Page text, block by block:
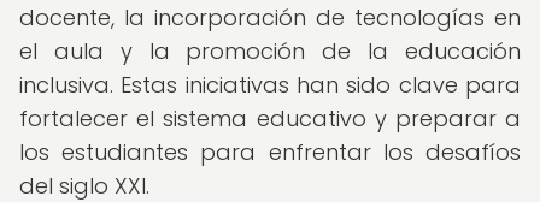
docente, la incorporación de tecnologías en
el aula y la promoción de la educación
inclusiva. Estas iniciativas han sido clave para
fortalecer el sistema educativo y preparar a
los estudiantes para enfrentar los desafíos
del siglo XXI.